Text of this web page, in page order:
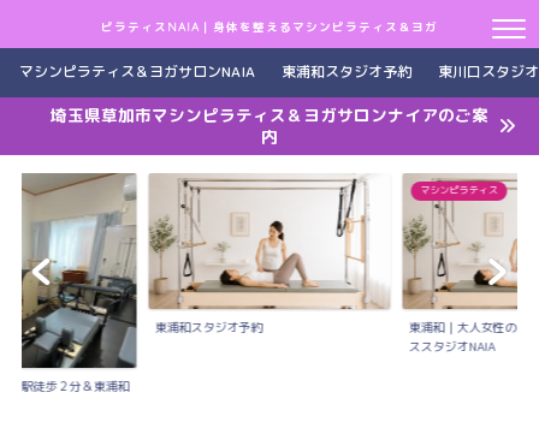
ピラティスNAIA｜身体を整えるマシンピラティス＆ヨガ
マシンピラティス＆ヨガサロンNAIA 東浦和スタジオ予約 東川口スタジ
埼玉県草加市マシンピラティス＆ヨガサロンナイアのご案
内
口駅徒歩２分＆東浦和
東浦和スタジオ予約
マシンピラティス
東浦和｜大人女性のた
ススタジオNAIA